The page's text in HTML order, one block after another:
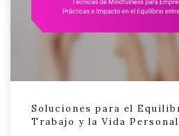
Soluciones para el
Trabajo y la Vida Personal